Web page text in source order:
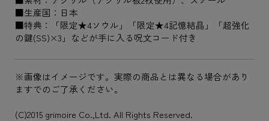
■生産国：日本
■特典：「限定★4ソウル」「限定★4記憶結晶」「超強化
の鍵(SS)×3」などが手に入る呪文コード付き
※画像はイメージです。実際の商品とは異なる場合があり
ますでのご了承ください。
(C)2015 grimoire Co.,Ltd. All Rights Reserved.